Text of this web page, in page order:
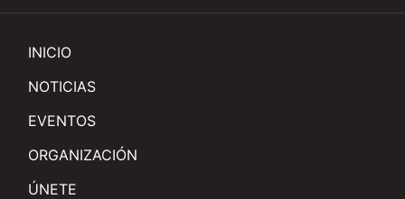
INICIO
NOTICIAS
EVENTOS
ORGANIZACIÓN
ÚNETE